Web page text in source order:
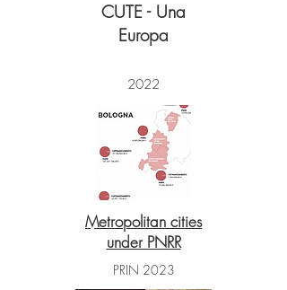
CUTE - Una
Europa
2022
Metropolitan cities
under PNRR
PRIN 2023